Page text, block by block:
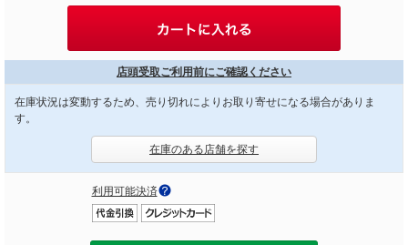
店頭受取ご利用前にご確認ください
在庫状況は変動するため、売り切れによりお取り寄せになる場合がありま
す。
在庫のある店舗を探す
利用可能決済